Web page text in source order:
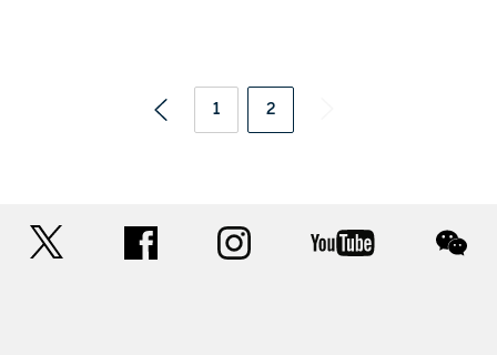
1 2
facebook instagram youtube